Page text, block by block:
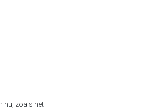
nu, zoals het